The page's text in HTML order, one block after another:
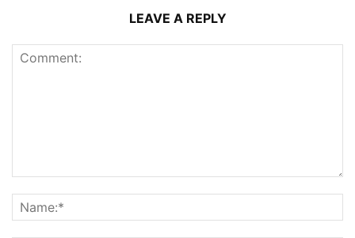
LEAVE A REPLY